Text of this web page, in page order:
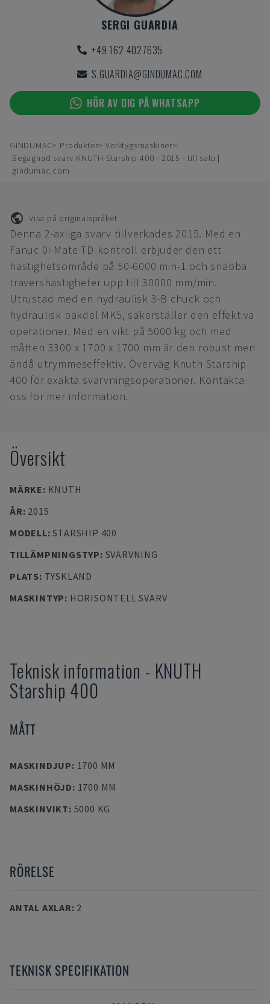
SERGI GUARDIA
+49 162 4027635
S.GUARDIA@GINDUMAC.COM
HÖR AV DIG PÅ WHATSAPP
GINDUMAC Produkter
Verktygsmaskiner
Begagnad svarv KNUTH Starship 400 - 2015 - till salu |
gindumac.com
Visa på originalspråket
Denna 2-axliga svarv tillverkades 2015. Med en
Fanuc 0i-Mate TD-kontroll erbjuder den ett
hastighetsområde på 50-6000 min-1 och snabba
travershastigheter upp till 30000 mm/min.
Utrustad med en hydraulisk 3-B chuck och
hydraulisk bakdel MK5, säkerställer den effektiva
operationer. Med en vikt på 5000 kg och med
måtten 3300 x 1700 x 1700 mm är den robust men
ändå utrymmeseffektiv. Överväg Knuth Starship
400 för exakta svarvningsoperationer. Kontakta
oss för mer information.
Översikt
MÄRKE: KNUTH
ÅR: 2015
MODELL:STARSHIP 400
TILLÄMPNINGSTYP: SVARVNING
PLATS: TYSKLAND
MASKINTYP: HORISONTELL SVARV
Teknisk information - KNUTH
Starship 400
MÅTT
MASKINDJUP: 1700 MM
MASKINHÖJD: 1700 MM
MASKINVIKT: 5000 KG
RÖRELSE
ANTAL AXLAR: 2
TEKNISK SPECIFIKATION